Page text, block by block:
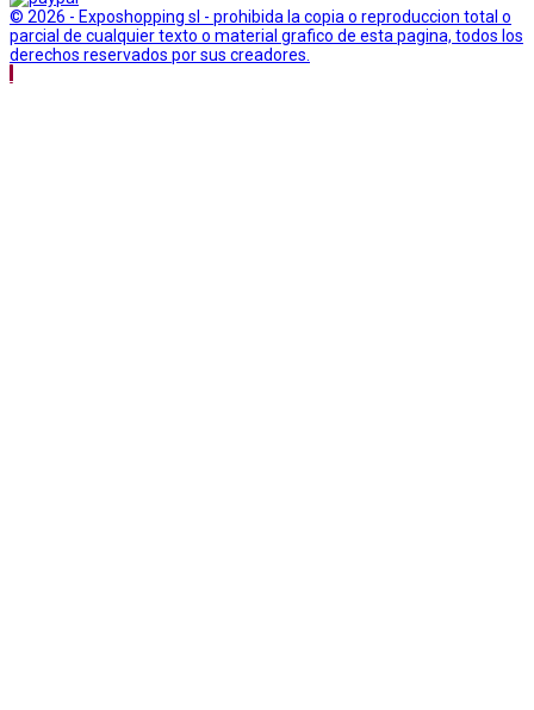
© 2026 - Exposhopping sl - prohibida la copia o reproduccion total o
parcial de cualquier texto o material grafico de esta pagina, todos los
derechos reservados por sus creadores.